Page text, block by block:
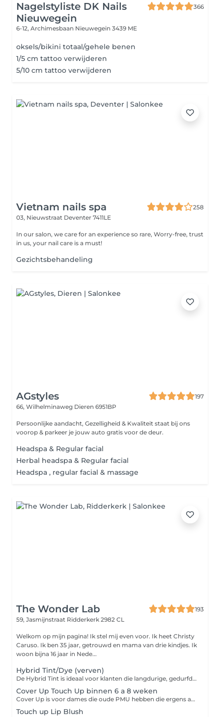
Nagelstyliste DK Nails
Nieuwegein
366
6-12, Archimesbaan Nieuwegein 3439 ME
oksels/bikini totaal/gehele benen
1/5 cm tattoo verwijderen
5/10 cm tattoo verwijderen
Vietnam nails spa
258
03, Nieuwstraat Deventer 7411LE
In our salon, we care for an experience so rare, Worry-free, trust
in us, your nail care is a must!
Gezichtsbehandeling
AGstyles
197
66, Wilhelminaweg Dieren 6951BP
Persoonlijke aandacht, Gezelligheid & Kwaliteit staat bij ons
voorop & parkeer je jouw auto gratis voor de deur.
Headspa & Regular facial
Herbal headspa & Regular facial
Headspa , regular facial & massage
The Wonder Lab
193
59, Jasmijnstraat Ridderkerk 2982 CL
Welkom op mijn pagina! Ik stel mij even voor. Ik heet Christy
Caruso. Ik ben 35 jaar, getrouwd en mama van drie kindjes. Ik
woon bijna 16 jaar in Nede...
Hybrid Tint/Dye (verven)
De Hybrid Tint is ideaal voor klanten die langdurige, gedurfde resultaten willen. De verf kleurt de huid t/m 7 dagen en de haartjes t/m 7 weken!! De gelstructuur garandeert consistente resultaten op alle huidtypes. De Hybrid Tint geeft een look van vollere wenkbrauwen en heeft een rijker en helderder effect dan normale wenkbrauw verf, en heeft minder verwerkingstijd nodig dan Henna.
Cover Up Touch Up binnen 6 a 8 weken
Cover Up is voor dames die oude PMU hebben die ergens anders zijn gezet of dames die eerder Microblading bij mij hebben gezet en nu Powderbrows willen doen.
Touch up Lip Blush